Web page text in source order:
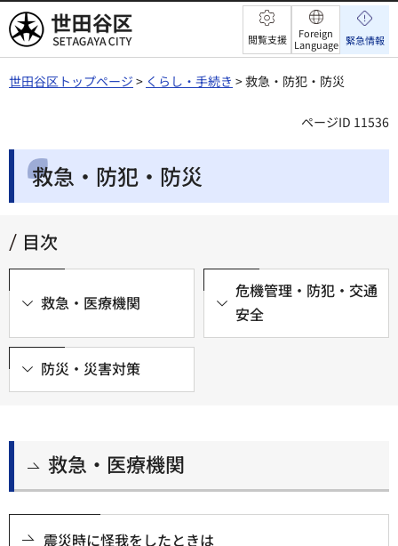
世田谷区 閲覧支援
Foreign
Language 緊急情報
世田谷区トップページ > くらし・手続き > 救急・防犯・防災
ページID 11536
救急・防犯・防災
目次
救急・医療機関
危機管理・防犯・交通
安全
防災・災害対策
救急・医療機関
震災時に怪我をしたときは